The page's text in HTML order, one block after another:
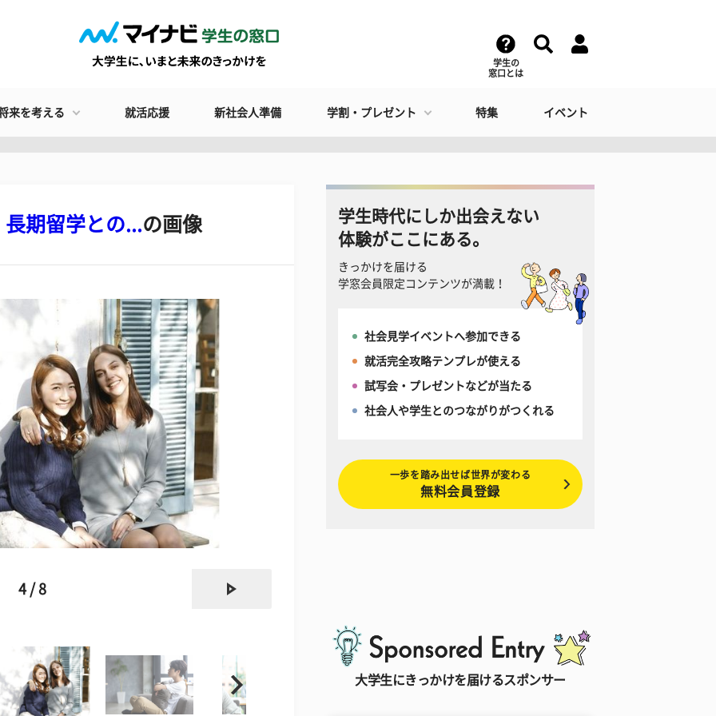
学生の
窓口とは
来を考える 就活応援 新社会人準備 学割・プレゼント 特集 イベント
期留学との...の画像
4 / 8
学生時代にしか出会えない
体験がここにある。
きっかけを届ける
学窓会員限定コンテンツが満載！
社会見学イベントへ参加できる
就活完全攻略テンプレが使える
試写会・プレゼントなどが当たる
社会人や学生とのつながりがつくれる
一歩を踏み出せば世界が変わる
無料会員登録
大学生にきっかけを届けるスポンサー